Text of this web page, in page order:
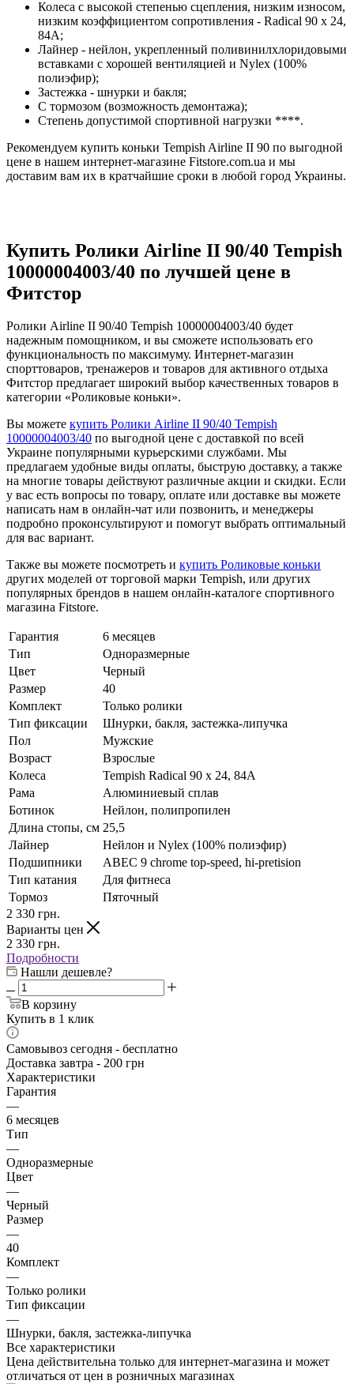
Колеса с высокой степенью сцепления, низким износом,
низким коэффициентом сопротивления - Radical 90 x 24,
84A;
Лайнер - нейлон, укрепленный поливинилхлоридовыми
вставками с хорошей вентиляцией и Nylex (100%
полиэфир);
Застежка - шнурки и бакля;
С тормозом (возможность демонтажа);
Степень допустимой спортивной нагрузки ****.
Рекомендуем купить коньки Tempish Airline II 90 по выгодной
цене в нашем интернет-магазине Fitstore.com.ua и мы
доставим вам их в кратчайшие сроки в любой город Украины.
Купить Ролики Airline II 90/40 Tempish
10000004003/40 по лучшей цене в
Фитстор
Ролики Airline II 90/40 Tempish 10000004003/40 будет
надежным помощником, и вы сможете использовать его
функциональность по максимуму. Интернет-магазин
спорттоваров, тренажеров и товаров для активного отдыха
Фитстор предлагает широкий выбор качественных товаров в
категории «Роликовые коньки».
Вы можете купить Ролики Airline II 90/40 Tempish
10000004003/40 по выгодной цене с доставкой по всей
Украине популярными курьерскими службами. Мы
предлагаем удобные виды оплаты, быструю доставку, а также
на многие товары действуют различные акции и скидки. Если
у вас есть вопросы по товару, оплате или доставке вы можете
написать нам в онлайн-чат или позвонить, и менеджеры
подробно проконсультируют и помогут выбрать оптимальный
для вас вариант.
Также вы можете посмотреть и купить Роликовые коньки
других моделей от торговой марки Tempish, или других
популярных брендов в нашем онлайн-каталоге спортивного
магазина Fitstore.
Гарантия
6 месяцев
Тип
Одноразмерные
Цвет
Черный
Размер
40
Комплект
Только ролики
Тип фиксации
Шнурки, бакля, застежка-липучка
Пол
Мужские
Возраст
Взрослые
Колеса
Tempish Radical 90 x 24, 84A
Рама
Алюминиевый сплав
Ботинок
Нейлон, полипропилен
Длина стопы, см 25,5
Лайнер
Нейлон и Nylex (100% полиэфир)
Подшипники
ABEC 9 chrome top-speed, hi-pretision
Тип катания
Для фитнеса
Тормоз
Пяточный
2 330 грн.
Варианты цен
2 330 грн.
Подробности
Нашли дешевле?
В корзину
Купить в 1 клик
Самовывоз сегодня - бесплатно
Доставка завтра - 200 грн
Характеристики
Гарантия
—
6 месяцев
Тип
—
Одноразмерные
Цвет
—
Черный
Размер
—
40
Комплект
—
Только ролики
Тип фиксации
—
Шнурки, бакля, застежка-липучка
Все характеристики
Цена действительна только для интернет-магазина и может
отличаться от цен в розничных магазинах